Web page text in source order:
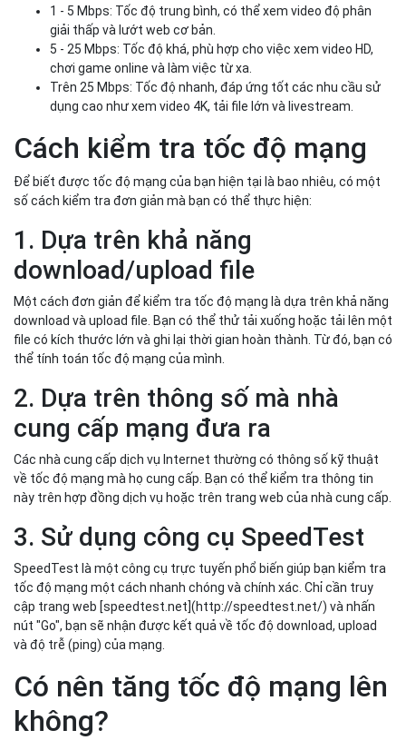
1 - 5 Mbps: Tốc độ trung bình, có thể xem video độ phân
giải thấp và lướt web cơ bản.
5 - 25 Mbps: Tốc độ khá, phù hợp cho việc xem video HD,
chơi game online và làm việc từ xa.
Trên 25 Mbps: Tốc độ nhanh, đáp ứng tốt các nhu cầu sử
dụng cao như xem video 4K, tải file lớn và livestream.
Cách kiểm tra tốc độ mạng
Để biết được tốc độ mạng của bạn hiện tại là bao nhiêu, có một
số cách kiểm tra đơn giản mà bạn có thể thực hiện:
1. Dựa trên khả năng
download/upload file
Một cách đơn giản để kiểm tra tốc độ mạng là dựa trên khả năng
download và upload file. Bạn có thể thử tải xuống hoặc tải lên một
file có kích thước lớn và ghi lại thời gian hoàn thành. Từ đó, bạn có
thể tính toán tốc độ mạng của mình.
2. Dựa trên thông số mà nhà
cung cấp mạng đưa ra
Các nhà cung cấp dịch vụ Internet thường có thông số kỹ thuật
về tốc độ mạng mà họ cung cấp. Bạn có thể kiểm tra thông tin
này trên hợp đồng dịch vụ hoặc trên trang web của nhà cung cấp.
3. Sử dụng công cụ SpeedTest
SpeedTest là một công cụ trực tuyến phổ biến giúp bạn kiểm tra
tốc độ mạng một cách nhanh chóng và chính xác. Chỉ cần truy
cập trang web [speedtest.net](http://speedtest.net/) và nhấn
nút "Go", bạn sẽ nhận được kết quả về tốc độ download, upload
và độ trễ (ping) của mạng.
Có nên tăng tốc độ mạng lên
không?